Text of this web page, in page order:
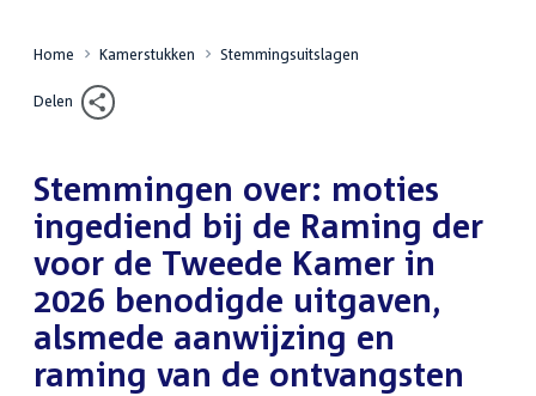
Home Kamerstukken Stemmingsuitslagen
Delen
Stemmingen over: moties
ingediend bij de Raming der
voor de Tweede Kamer in
2026 benodigde uitgaven,
alsmede aanwijzing en
raming van de ontvangsten